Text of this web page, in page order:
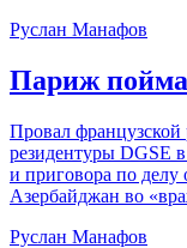
Руслан Манафов
Париж
Провал
резидентуры DGSE
и приговора по
Азербайджан во
Руслан Манафов